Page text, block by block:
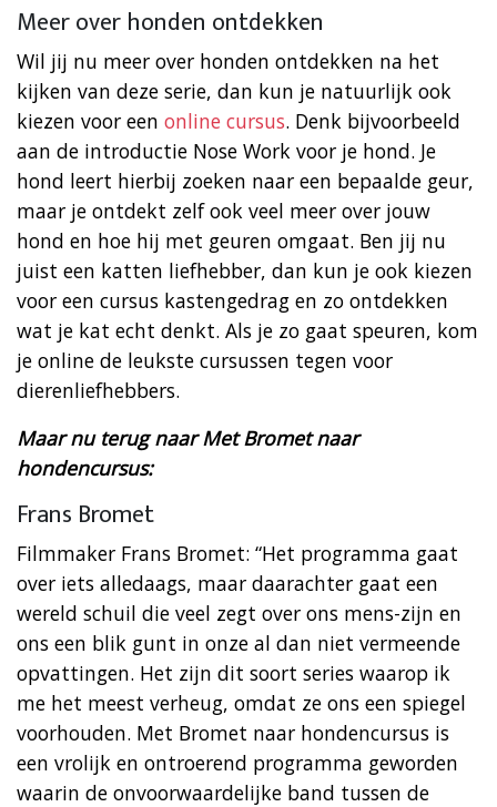
Meer over honden ontdekken
Wil jij nu meer over honden ontdekken na het
kijken van deze serie, dan kun je natuurlijk ook
kiezen voor een online cursus. Denk bijvoorbeeld
aan de introductie Nose Work voor je hond. Je
hond leert hierbij zoeken naar een bepaalde geur,
maar je ontdekt zelf ook veel meer over jouw
hond en hoe hij met geuren omgaat. Ben jij nu
juist een katten liefhebber, dan kun je ook kiezen
voor een cursus kastengedrag en zo ontdekken
wat je kat echt denkt. Als je zo gaat speuren, kom
je online de leukste cursussen tegen voor
dierenliefhebbers.
Maar nu terug naar Met Bromet naar
hondencursus:
Frans Bromet
Filmmaker Frans Bromet: “Het programma gaat
over iets alledaags, maar daarachter gaat een
wereld schuil die veel zegt over ons mens-zijn en
ons een blik gunt in onze al dan niet vermeende
opvattingen. Het zijn dit soort series waarop ik
me het meest verheug, omdat ze ons een spiegel
voorhouden. Met Bromet naar hondencursus is
een vrolijk en ontroerend programma geworden
waarin de onvoorwaardelijke band tussen de